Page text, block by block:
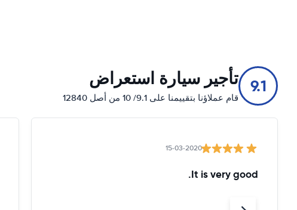
9.1 تأجير سيارة استعراض
قام عملاؤنا بتقييمنا على 9.1/ 10 من أصل 12840
15-03-2020
It is very good.